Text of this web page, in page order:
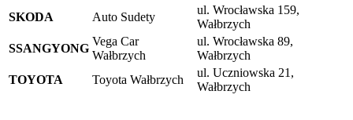
SKODA
Auto Sudety
ul. Wrocławska 159,
Wałbrzych
SSANGYONG
Vega Car
Wałbrzych
ul. Wrocławska 89,
Wałbrzych
TOYOTA
Toyota Wałbrzych
ul. Uczniowska 21,
Wałbrzych